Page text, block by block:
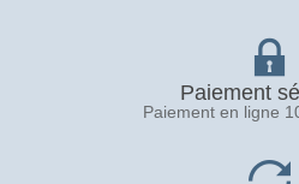
Paiement
Paiement en ligne